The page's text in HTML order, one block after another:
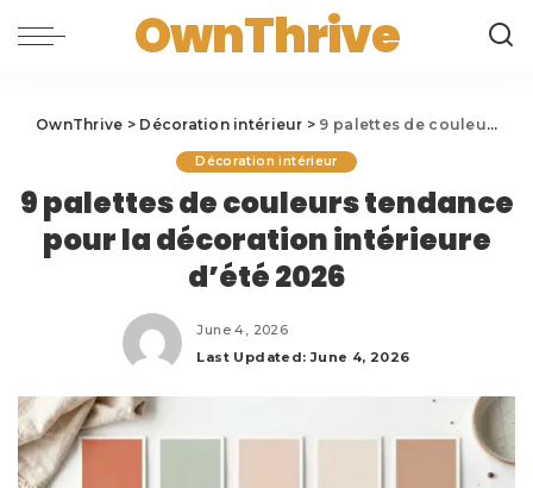
OwnThrive
OwnThrive > Décoration intérieur > 9 palettes de couleurs tendance pour la décoration intérieure d’été 2026
Décoration intérieur
9 palettes de couleurs tendance
pour la décoration intérieure
d’été 2026
June 4, 2026
Last Updated: June 4, 2026